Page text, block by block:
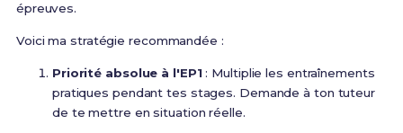
épreuves.
Voici ma stratégie recommandée :
Priorité absolue à l'EP1: Multiplie les entraînements
pratiques pendant tes stages. Demande à ton tuteur
de te mettre en situation réelle.